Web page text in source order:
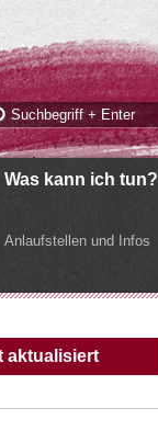
Was kann ich tun?
Anlaufstellen und Infos
aktualisiert